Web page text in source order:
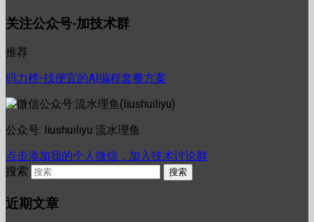
关注公众号-加技术群
推荐
码力榜-找便宜的AI编程套餐方案
公众号: liushuiliyu 流水理鱼
点击添加我的个人微信，加入技术讨论群
搜索
近期文章